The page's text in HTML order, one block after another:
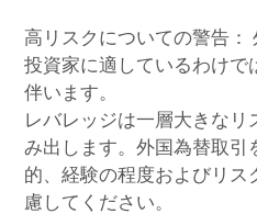
高リスクについての警告：
投資家に適しているわけで
伴います。
レバレッジは一層大きなリ
み出します。外国為替取引
的、経験の程度およびリス
慮してください。